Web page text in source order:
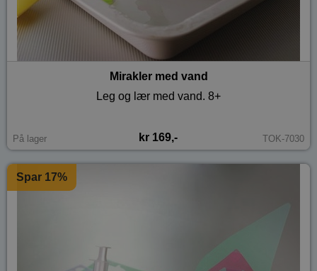
Mirakler med vand
Leg og lær med vand. 8+
På lager kr 169,- TOK-7030
Spar 17%